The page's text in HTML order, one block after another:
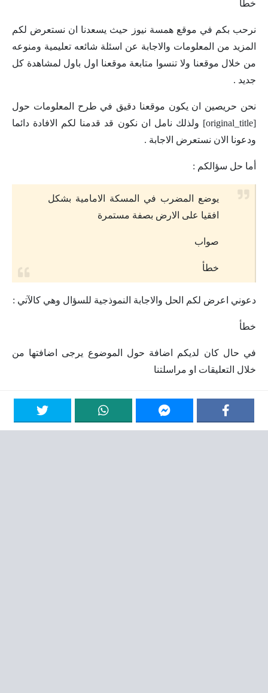
خطأ
نرحب بكم في موقع همسة نيوز حيث يسعدنا ان نستعرض لكم
المزيد من المعلومات والاجابة عن اسئلة شائعه تعليمية ومنوعه
من خلال موقعنا ولا تنسوا متابعة موقعنا اول باول لمشاهدة كل
جديد .
نحن حريصين ان يكون موقعنا دقيق في طرح المعلومات حول
[original_title] ولذلك نامل ان نكون قد قدمنا لكم الافادة دائما
ودعونا الان نستعرض الاجابة .
أما حل سؤالكم :
يوضع المضرب في المسكة الامامية بشكل
افقيا على الارض بصفة مستمرة
صواب
خطأ
دعوني اعرض لكم الحل والاجابة النموذجية للسؤال وهي كالآتي :
خطأ
في حال كان لديكم اضافة حول الموضوع يرجى اضافتها من
خلال التعليقات او مراسلتنا